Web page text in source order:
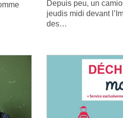
Depuis peu, un
jeudis midi devant
des…